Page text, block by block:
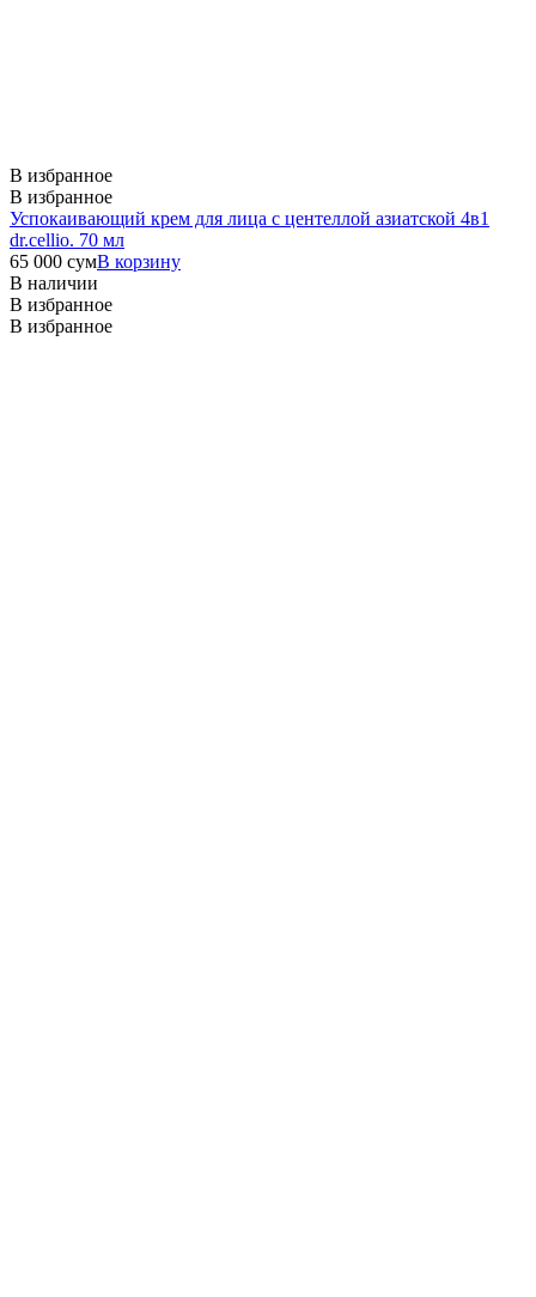
В избранное
В избранное
Успокаивающий крем для лица с центеллой азиатской 4в1
dr.cellio. 70 мл
65 000 сумВ корзину
В наличии
В избранное
В избранное